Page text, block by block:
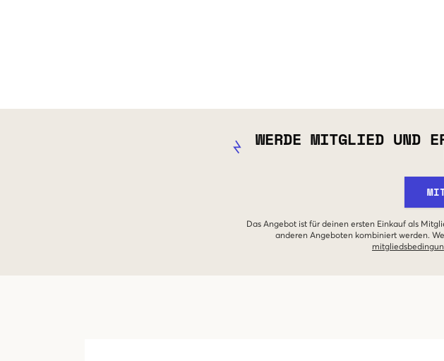
WERDE MITGLIED UND
Das Angebot ist für deinen ersten Einkauf als
anderen Angeboten kombiniert werden.